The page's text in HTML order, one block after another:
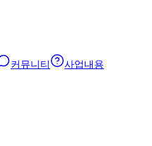
커뮤니티 사업내용